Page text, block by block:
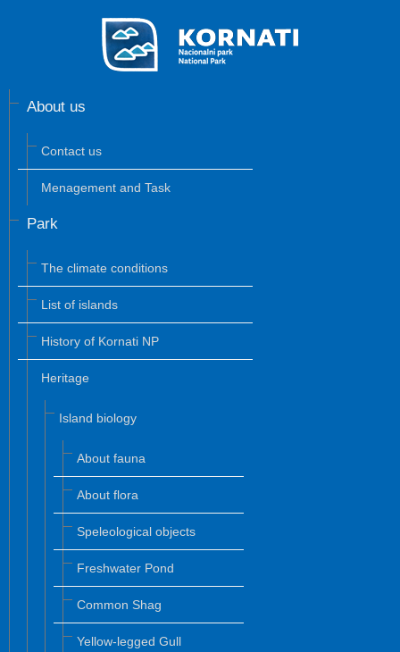
About us
Contact us
Menagement and Task
Park
The climate conditions
List of islands
History of Kornati NP
Heritage
Island biology
About fauna
About flora
Speleological objects
Freshwater Pond
Common Shag
Yellow-legged Gull